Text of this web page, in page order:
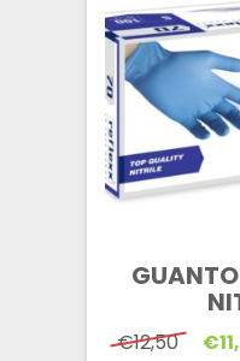
GUANTO
€12,50 €